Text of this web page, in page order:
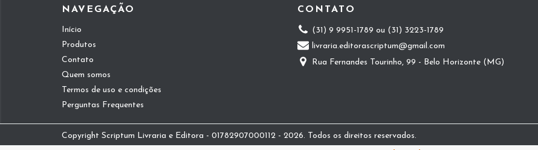
NAVEGAÇÃO
Início
Produtos
Contato
Quem somos
Termos de uso e condições
Perguntas Frequentes
CONTATO
(31) 9 9951-1789 ou (31) 3223-1789
livraria.editorascriptum@gmail.com
Rua Fernandes Tourinho, 99 - Belo Horizonte (MG)
Copyright Scriptum Livraria e Editora - 01782907000112 - 2026. Todos os direitos reservados.